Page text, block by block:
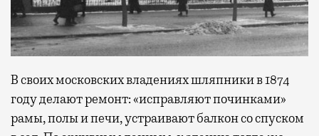
В своих московских владениях шляпники в 1874
году делают ремонт: «исправляют починками»
рамы, полы и печи, устраивают балкон со спуском